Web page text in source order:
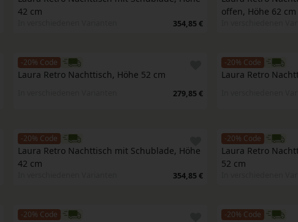
42 cm
354,85 €
offen, Höhe 62 cm
-20% Code
Laura Retro Nachttisch, Höhe 52 cm
279,85 €
-20% Code
Laura Retro
-20% Code
Laura Retro Nachttisch mit Schublade, Höhe
42 cm
354,85 €
-20% Code
Laura Retro
52 cm
-20% Code -20% Code